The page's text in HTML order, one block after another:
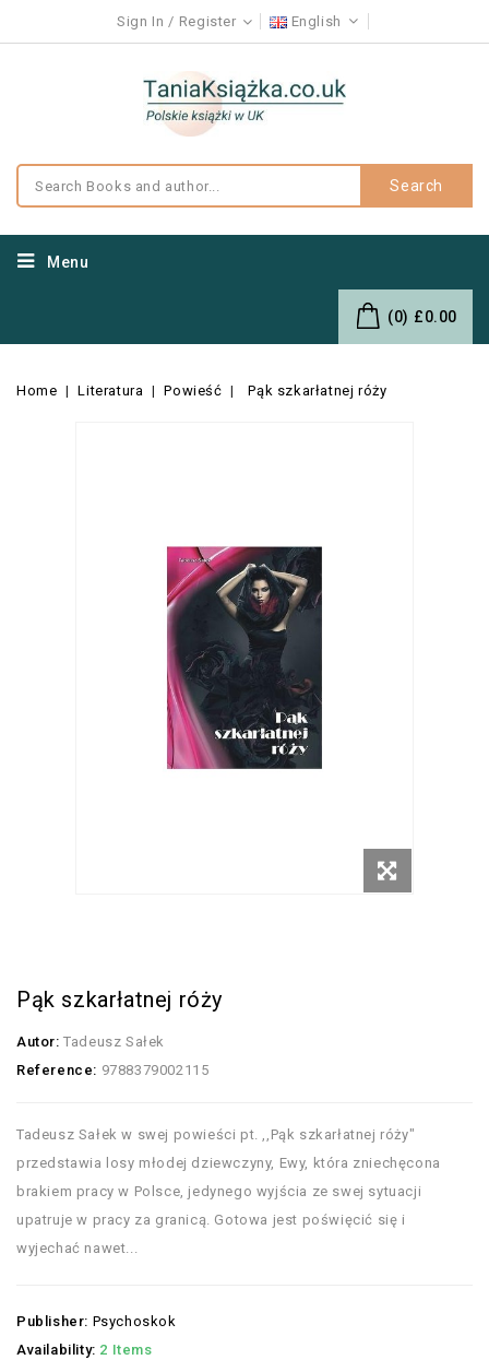
Sign In Register English
Search
Menu
(0) £0.00
Home Literatura Powieść Pąk szkarłatnej róży
Pąk szkarłatnej róży
Autor: Tadeusz Sałek
Reference: 9788379002115
Tadeusz Sałek w swej powieści pt. ,,Pąk szkarłatnej róży"
przedstawia losy młodej dziewczyny, Ewy, która zniechęcona
brakiem pracy w Polsce, jedynego wyjścia ze swej sytuacji
upatruje w pracy za granicą. Gotowa jest poświęcić się i
wyjechać nawet...
Publisher: Psychoskok
Availability: 2 Items